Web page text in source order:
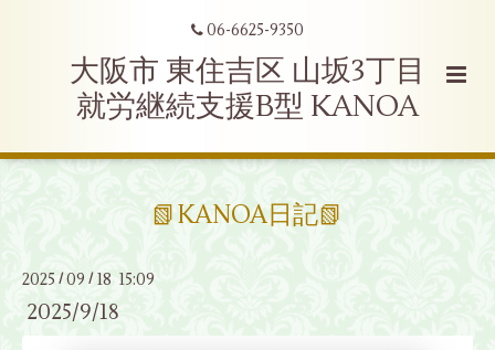
06-6625-9350
大阪市 東住吉区 山坂3丁目
就労継続支援B型 KANOA
📗KANOA日記📗
2025 /09 / 18 15:09
2025/9/18